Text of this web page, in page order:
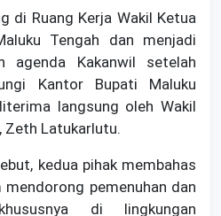
di Ruang Kerja Wakil Ketua
Tengah dan menjadi
agenda Kakanwil setelah
Kantor Bupati Maluku
langsung oleh Wakil
Zeth Latukarlutu.
kedua pihak membahas
mendorong pemenuhan dan
di lingkungan